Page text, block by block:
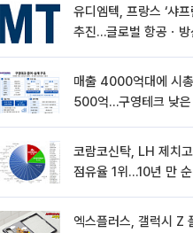
유디엠텍, 프랑스 ‘샤
추진…글로벌 항공ㆍ
매출 4000억대에 시
500억…구영테크 낮은
코람코신탁, LH 제치
점유율 1위…10년 만
엑스플러스, 갤럭시 Z